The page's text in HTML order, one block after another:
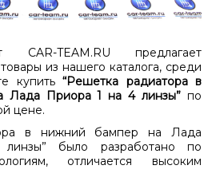
CAR-TEAM.RU предлагает
из нашего каталога, среди
купить “Решетка радиатора в
Лада Приора 1 на 4 линзы” по
цене.
в нижний бампер на Лада
было разработано по
отличается высоким